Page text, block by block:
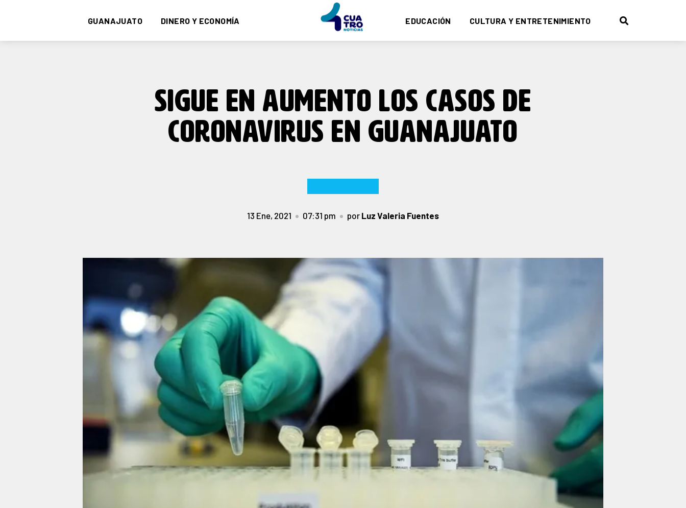
GUANAJUATO DINERO Y ECONOMÍA EDUCACIÓN CULTURA Y ENTRETENIMIENTO
SIGUE EN AUMENTO LOS CASOS DE
CORONAVIRUS EN GUANAJUATO
13 Ene, 2021 07:31 pm por Luz Valeria Fuentes